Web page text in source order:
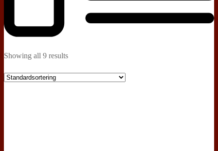
Showing all 9 results